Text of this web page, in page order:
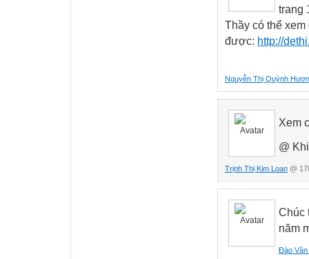
trang
Thầy có thể
được: http://
Nguyễn Thị Quỳnh
Xem
@
Trịnh Thị Kim Loan @
Chúc
năm
Đào Văn